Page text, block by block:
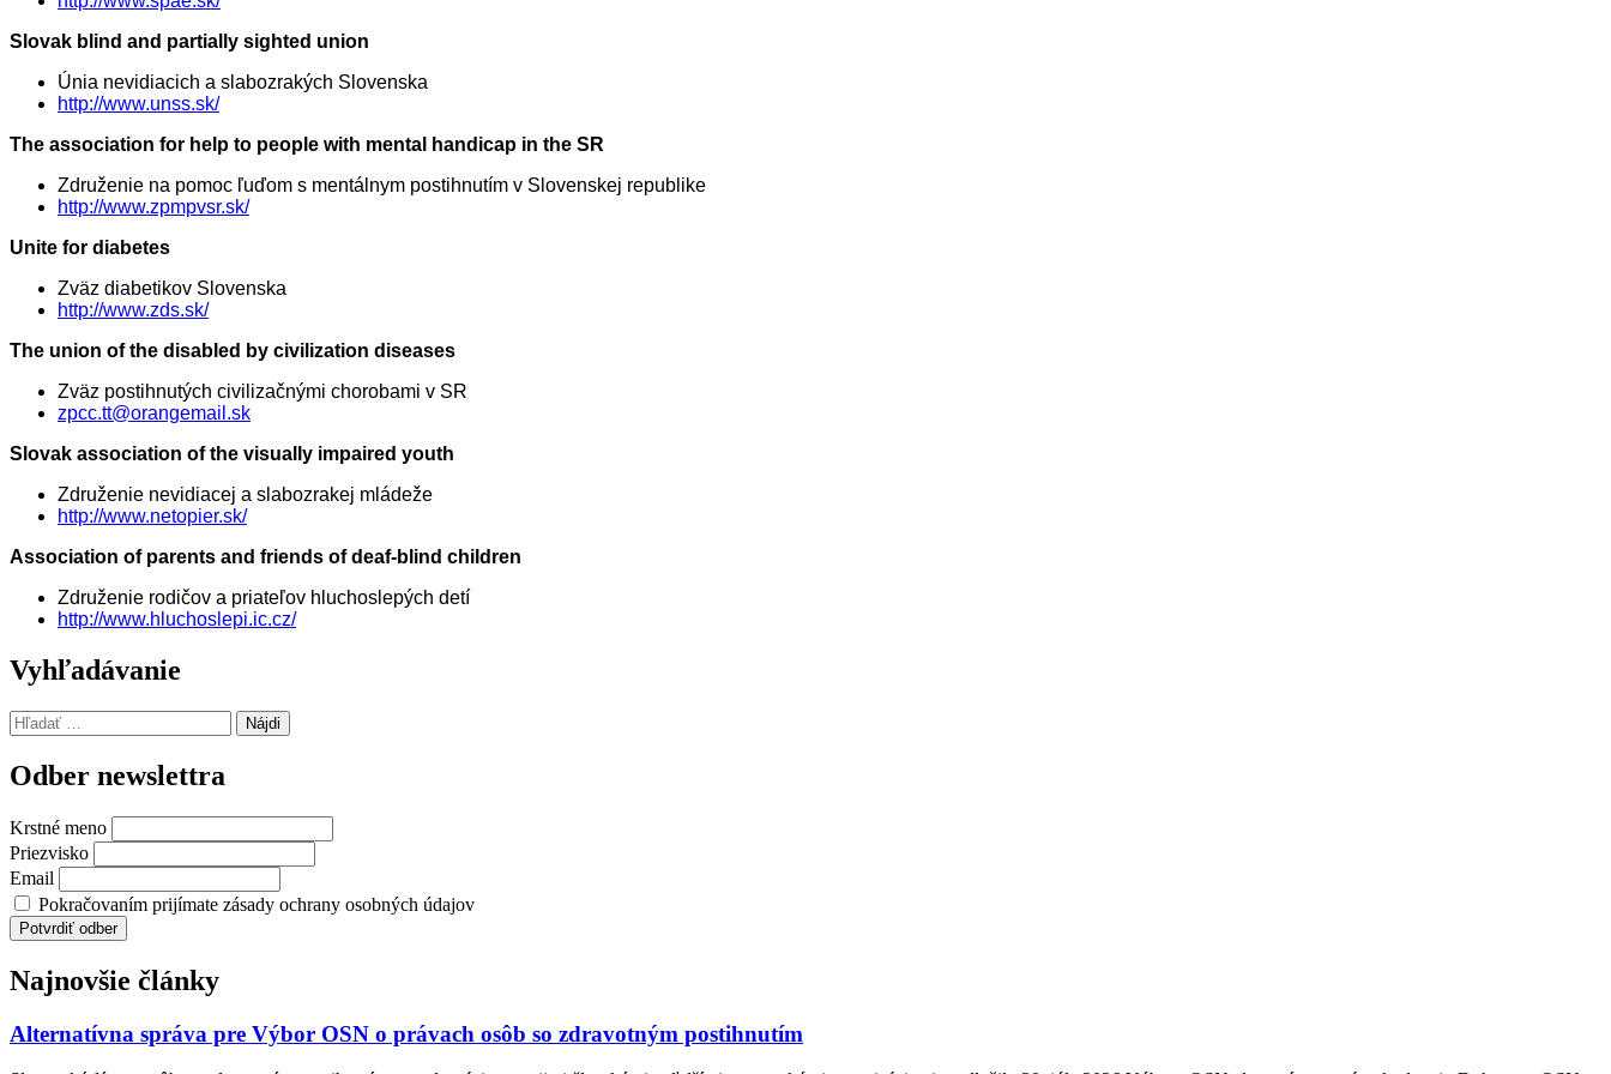
Slovak blind and partially sighted union
Únia nevidiacich a slabozrakých Slovenska
http://www.unss.sk/
The association for help to people with mental handicap in the SR
Združenie na pomoc ľuďom s mentálnym postihnutím v Slovenskej republike
http://www.zpmpvsr.sk/
Unite for diabetes
Zväz diabetikov Slovenska
http://www.zds.sk/
The union of the disabled by civilization diseases
Zväz postihnutých civilizačnými chorobami v SR
zpcc.tt@orangemail.sk
Slovak association of the visually impaired youth
Združenie nevidiacej a slabozrakej mládeže
http://www.netopier.sk/
Association of parents and friends of deaf-blind children
Združenie rodičov a priateľov hluchoslepých detí
http://www.hluchoslepi.ic.cz/
Preskočiť
späť
hlavnú
Vyhľadávanie
Hľadať:
Odber newslettra
Krstné meno
Priezvisko
Email
Pokračovaním prijímate zásady ochrany osobných údajov
Najnovšie články
Alternatívna správa pre Výbor OSN o právach osôb so zdravotným postihnutím